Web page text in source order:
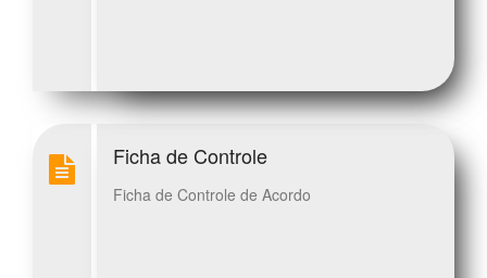
Ficha de Controle
Ficha de Controle de Acordo